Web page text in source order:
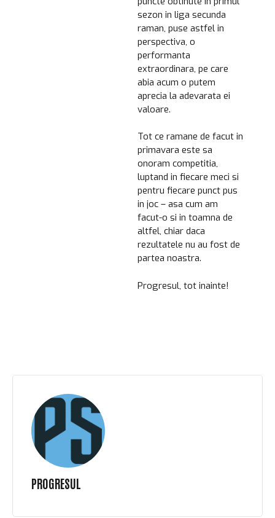
sezon in liga secunda
raman, puse astfel in
perspectiva, o
performanta
extraordinara, pe care
abia acum o putem
aprecia la adevarata ei
valoare.
Tot ce ramane de facut in
primavara este sa
onoram competitia,
luptand in fiecare meci si
pentru fiecare punct pus
in joc – asa cum am
facut-o si in toamna de
altfel, chiar daca
rezultatele nu au fost de
partea noastra.
Progresul, tot inainte!
PROGRESUL